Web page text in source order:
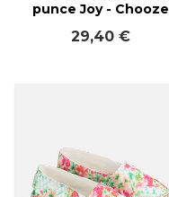
punce Joy - Chooze
29,40 €